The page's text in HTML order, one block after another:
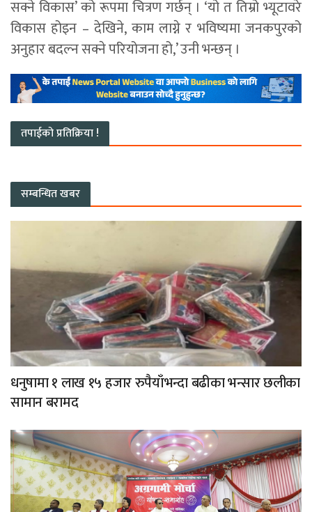
सक्ने विकास’ को रूपमा चित्रण गर्छन् । ‘यो त तिम्रो भ्यूटावरे
विकास होइन – देखिने, काम लाग्ने र भविष्यमा जनकपुरको
अनुहार बदल्न सक्ने परियोजना हो,’ उनी भन्छन् ।
तपाईको प्रतिक्रिया !
सम्बन्धित खबर
धनुषामा १ लाख १५ हजार रुपैयाँभन्दा बढीका भन्सार छलीका
सामान बरामद